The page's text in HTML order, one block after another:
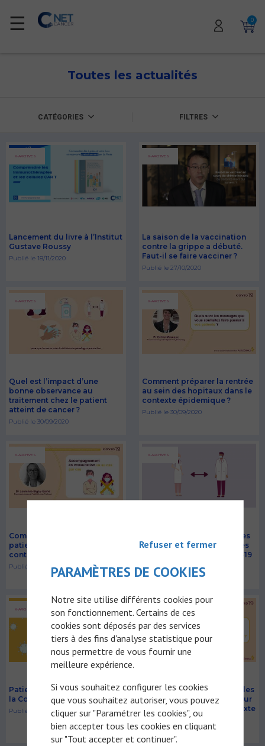
☰ 0
Toutes les actualités
X-ARCHIVES
Lancement du livre à l’Institut
Gustave Roussy
Publié le 18/11/2020
X-ARCHIVES
La saison de la vaccination
contre la grippe a débuté.
Faut-il se faire vacciner ?
Publié le 27/10/2020
X-ARCHIVES
Quel est l’impact d’une
bonne observance au
traitement chez le patient
atteint de cancer ?
Publié le 30/09/2020
X-ARCHIVES
Comment préparer la rentrée
au sein des hopitaux dans le
contexte épidemique ?
Publié le 30/09/2020
X-ARCHIVES
Comment protéger les
patients à l’hôpital dans le
contexte de la COVID-19 ?
Publié le 30/09/2020
X-ARCHIVES
Quelles mesures sont mises
en place à l’hôpital pour les
patients pendant la Covid-19
Publié le 30/09/2020
X-ARCHIVES
Patient non suivi en raison de
la Covid-19
Publié le 30/09/2020
X-ARCHIVES
Comment les médecins et les
hôpitaux préparent le retour
des patients dans le contexte
de la COVID-19 ?
Publié le 30/09/2020
CATÉGORIES FILTRES
Refuser et fermer
PARAMÈTRES DE COOKIES
Notre site utilise différents cookies pour
son fonctionnement. Certains de ces
cookies sont déposés par des services
tiers à des fins d'analyse statistique pour
nous permettre de vous fournir une
meilleure expérience.
Si vous souhaitez configurer les cookies
que vous souhaitez autoriser, vous pouvez
cliquer sur "Paramétrer les cookies", ou
bien accepter tous les cookies en cliquant
sur "Tout accepter et continuer".